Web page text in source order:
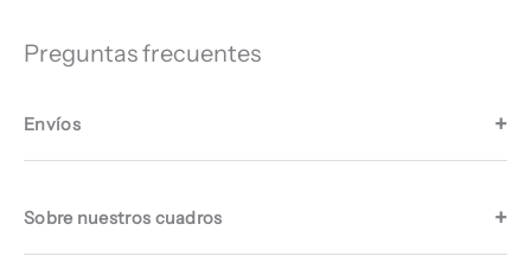
Preguntas frecuentes
Envíos
Sobre nuestros cuadros